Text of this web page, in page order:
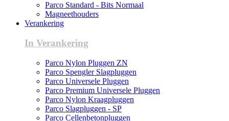
Parco Standard - Bits Normaal
Magneethouders
Verankering
In Verankering
Parco Nylon Pluggen ZN
Parco Spengler Slagpluggen
Parco Universele Pluggen
Parco Premium Universele Pluggen
Parco Nylon Kraagpluggen
Parco Slagpluggen - SP
Parco Cellenbetonpluggen